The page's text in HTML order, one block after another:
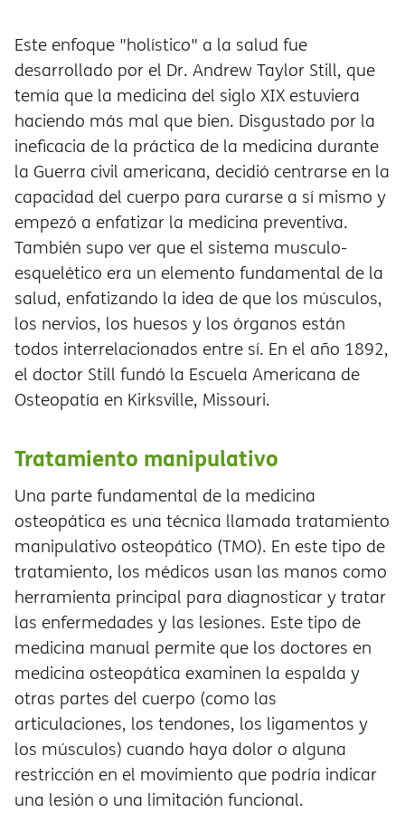
Este enfoque "holístico" a la salud fue
desarrollado por el Dr. Andrew Taylor Still, que
temía que la medicina del siglo XIX estuviera
haciendo más mal que bien. Disgustado por la
ineficacia de la práctica de la medicina durante
la Guerra civil americana, decidió centrarse en la
capacidad del cuerpo para curarse a sí mismo y
empezó a enfatizar la medicina preventiva.
También supo ver que el sistema musculo-
esquelético era un elemento fundamental de la
salud, enfatizando la idea de que los músculos,
los nervios, los huesos y los órganos están
todos interrelacionados entre sí. En el año 1892,
el doctor Still fundó la Escuela Americana de
Osteopatía en Kirksville, Missouri.
Tratamiento manipulativo
Una parte fundamental de la medicina
osteopática es una técnica llamada tratamiento
manipulativo osteopático (TMO). En este tipo de
tratamiento, los médicos usan las manos como
herramienta principal para diagnosticar y tratar
las enfermedades y las lesiones. Este tipo de
medicina manual permite que los doctores en
medicina osteopática examinen la espalda y
otras partes del cuerpo (como las
articulaciones, los tendones, los ligamentos y
los músculos) cuando haya dolor o alguna
restricción en el movimiento que podría indicar
una lesión o una limitación funcional.